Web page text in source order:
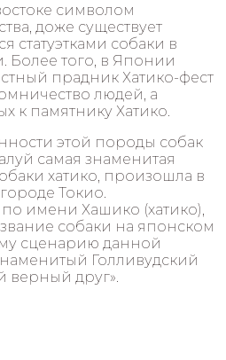
символом
доже существует
статуэтками собаки в
Более того, в Японии
прадник Хатико-фест
людей, а
к памятнику Хатико.
этой породы собак
самая знаменитая
хатико, произошла в
Токио.
имени Хашико (хатико),
собаки на японском
сценарию данной
Голливудский
верный друг».